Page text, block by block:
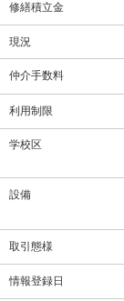
修繕積立金
現況
仲介手数料
利用制限
学校区
設備
取引態様
情報登録日